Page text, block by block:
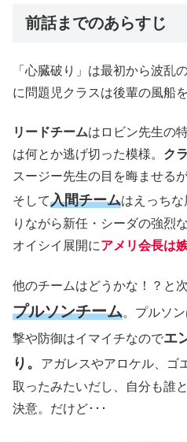
前話までのあらすじ
「心臓破り」は最初から波乱
に問題児クラスは後輩の風船
リードチームはロビン先生の
は何とか逃げ切った模様。 ク
スージー先生の目を晦ませる
そして入間チームはえっち
りながら新任・シーダの強烈
オイシイ展開にアメリ会長は
他のチームはどうかな！？と
プルソンチーム。プルソ
撃や防御はイマイチなのでエ
り。
アガレスやアロケル、ゴ
取ったみたいだし、自分も誰
決意。だけど･･･